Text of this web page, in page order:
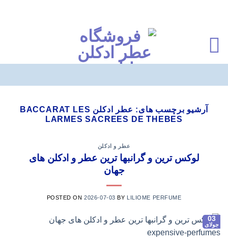
آرشیو برچسب های:
عطر ادکلن BACCARAT LES
LARMES SACREES DE THEBES
عطر و ادکلن
لوکس ترین و گرانبها ترین عطر و ادکلن های
جهان
POSTED ON2026-07-03 BY LILIOME PERFUME
03
جولای